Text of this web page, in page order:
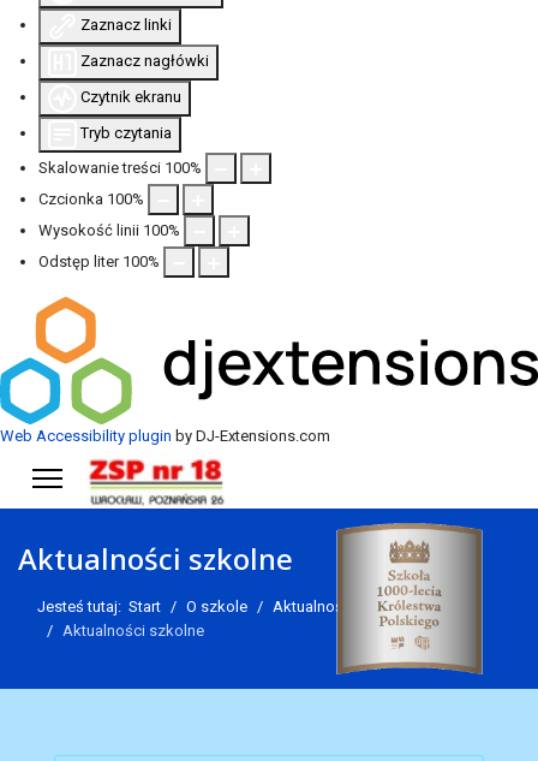
Zaznacz linki
Zaznacz nagłówki
Czytnik ekranu
Tryb czytania
Skalowanie treści 100%
Czcionka 100%
Wysokość linii 100%
Odstęp liter 100%
Web Accessibility plugin by DJ-Extensions.com
Aktualności szkolne
Jesteś tutaj: Start O szkole
Aktualności
Aktualności szkolne